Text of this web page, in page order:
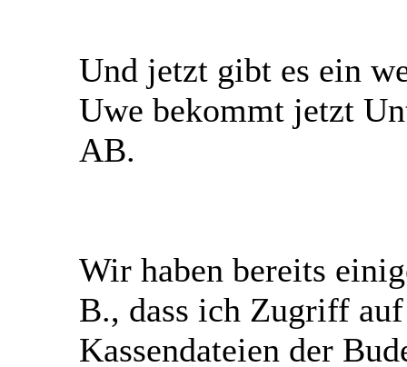
Und jetzt gibt es ein
Uwe bekommt jetzt
AB.
Wir haben bereits
B., dass ich Zugriff
Kassendateien der